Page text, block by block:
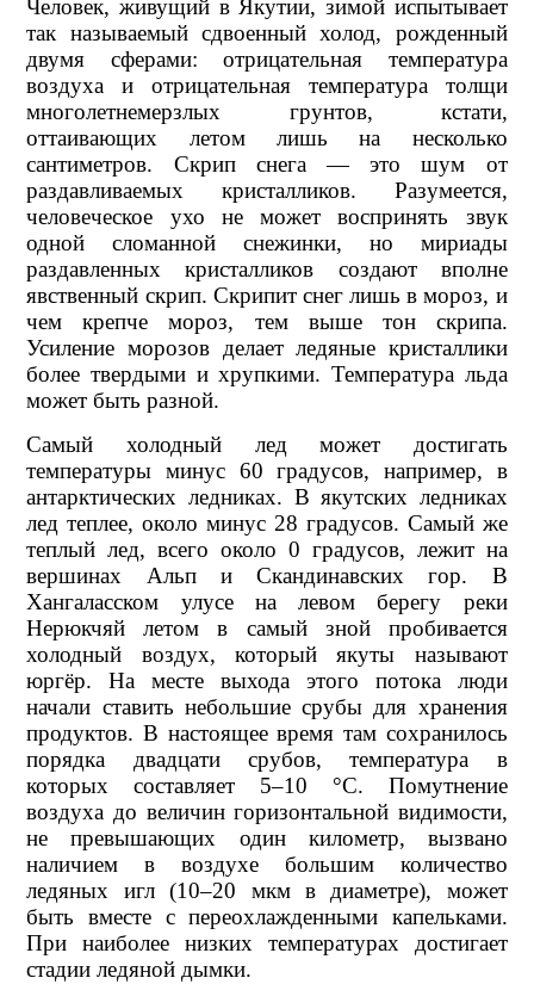
Человек, живущий в Якутии, зимой испытывает
так называемый сдвоенный холод, рожденный
двумя сферами: отрицательная температура
воздуха и отрицательная температура толщи
многолетнемерзлых грунтов, кстати,
оттаивающих летом лишь на несколько
сантиметров. Скрип снега — это шум от
раздавливаемых кристалликов. Разумеется,
человеческое ухо не может воспринять звук
одной сломанной снежинки, но мириады
раздавленных кристалликов создают вполне
явственный скрип. Скрипит снег лишь в мороз, и
чем крепче мороз, тем выше тон скрипа.
Усиление морозов делает ледяные кристаллики
более твердыми и хрупкими. Температура льда
может быть разной.
Самый холодный лед может достигать
температуры минус 60 градусов, например, в
антарктических ледниках. В якутских ледниках
лед теплее, около минус 28 градусов. Самый же
теплый лед, всего около 0 градусов, лежит на
вершинах Альп и Скандинавских гор. В
Хангаласском улусе на левом берегу реки
Нерюкчяй летом в самый зной пробивается
холодный воздух, который якуты называют
юргёр. На месте выхода этого потока люди
начали ставить небольшие срубы для хранения
продуктов. В настоящее время там сохранилось
порядка двадцати срубов, температура в
которых составляет 5–10 °С. Помутнение
воздуха до величин горизонтальной видимости,
не превышающих один километр, вызвано
наличием в воздухе большим количество
ледяных игл (10–20 мкм в диаметре), может
быть вместе с переохлажденными капельками.
При наиболее низких температурах достигает
стадии ледяной дымки.